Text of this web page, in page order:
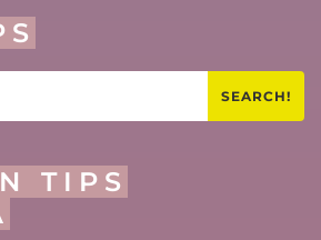
SEARCH!
TIPS